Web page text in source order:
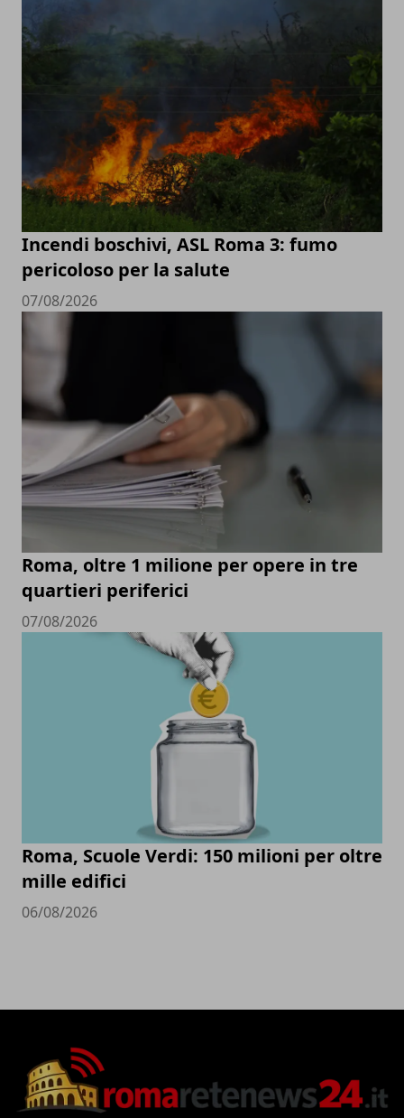
Incendi boschivi, ASL Roma 3: fumo
pericoloso per la salute
07/08/2026
Roma, oltre 1 milione per opere in tre
quartieri periferici
07/08/2026
Roma, Scuole Verdi: 150 milioni per oltre
mille edifici
06/08/2026